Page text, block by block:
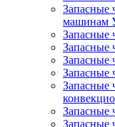
Запасные
машинам
Запасные
Запасные
Запасные
Запасные
Запасные
Запасные
Запасные